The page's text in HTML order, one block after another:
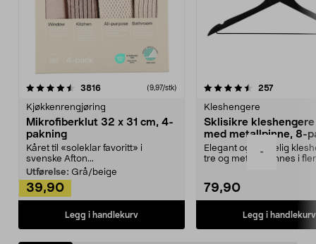
-
3816anmeldelser(9,97/stk)
Kjøkkenrengjøring
Mikrofiberklut 32 x 31 cm, 4-
pakning
Kåret til «soleklar favoritt» i
svenske Afton...
Utførelse: Grå/beige
39,90
Legg i handlekurv
4.5av 5 stjerner 257
Kleshengere
Sklisikre
med metallpinne, 8-
Elegant og skikkelig
tre og metall – finnes i
79,90
Legg i handlekurv
4.5av 5 stjerner